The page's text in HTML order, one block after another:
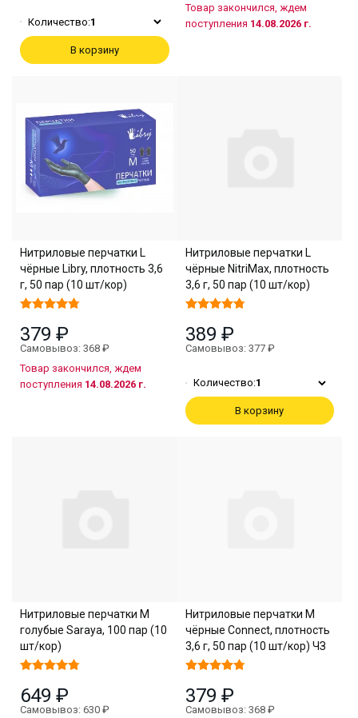
Количество:1
В корзину
Товар закончился, ждем
поступления 14.08.2026 г.
Нитриловые перчатки L
чёрные Libry, плотность 3,6
г, 50 пар (10 шт/кор)
379 ₽
Самовывоз: 368 ₽
Товар закончился, ждем
поступления 14.08.2026 г.
Нитриловые перчатки L
чёрные NitriMax, плотность
3,6 г, 50 пар (10 шт/кор)
389 ₽
Самовывоз: 377 ₽
Количество:1
В корзину
Нитриловые перчатки M
голубые Saraya, 100 пар (10
шт/кор)
649 ₽
Самовывоз: 630 ₽
Нитриловые перчатки M
чёрные Connect, плотность
3,6 г, 50 пар (10 шт/кор) ЧЗ
379 ₽
Самовывоз: 368 ₽